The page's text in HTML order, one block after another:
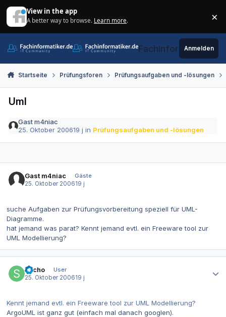
View in the app
A better way to browse. Learn more. ×
Fachinformatiker.de
Anmelden
Startseite Prüfungsforen Prüfungsaufgaben und -lösungen
Uml
Gast m4niac
25. Oktober 200619 j in Prüfungsaufgaben und -lösungen
Gast m4niac
Gäste
25. Oktober 200619 j
suche Aufgaben zur Prüfungsvorbereitung speziell für UML-
Diagramme.
hat jemand was parat? Kennt jemand evtl. ein Freeware tool zur
UML Modellierung?
sacho
User
25. Oktober 200619 j
Kennt jemand evtl. ein Freeware tool zur UML Modellierung?
ArgoUML ist ganz gut (einfach mal danach googlen).